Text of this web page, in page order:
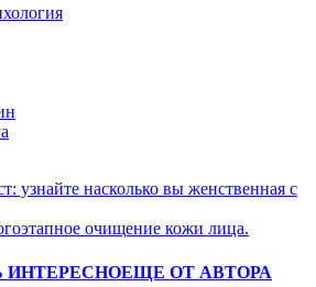
узнайте насколько вы женственная с
очищение кожи лица.
ИНТЕРЕСНОЕЩЕ ОТ АВТОРА